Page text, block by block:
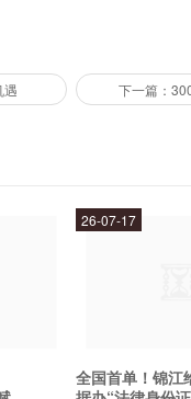
、大数据、人工智能
遇 下一篇：
全国首单！锦江
26-07-17